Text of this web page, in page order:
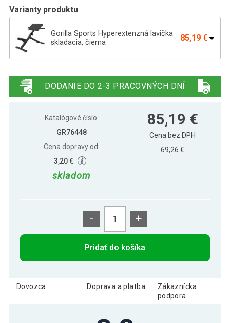
Varianty produktu
Gorilla Sports Hyperextenzná lavička
skladacia, čierna
85,19 €
skladacia, biela
DODANIE DO 2-3 PRACOVNÝCH DNÍ
Katalógové číslo:
GR76448
Cena dopravy od:
3,20 €
skladom
85,19 €
Cena bez DPH
69,26 €
- +
Pridať do košíka
Dovozca Doprava a platba
Zákaznícka
podpora